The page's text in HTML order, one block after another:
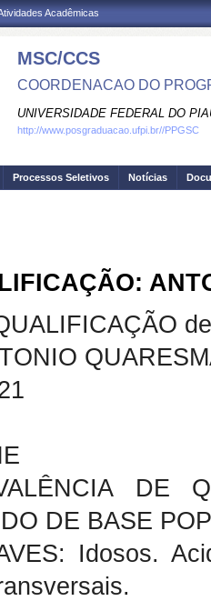
Acadêmicas
MSC/CCS
COORDENACAO DO
UNIVERSIDADE FEDERAL DO
http://www.posgraduacao.ufpi.br//PPGSC
Processos Seletivos Notícias
DE
DE BASE
Idosos.